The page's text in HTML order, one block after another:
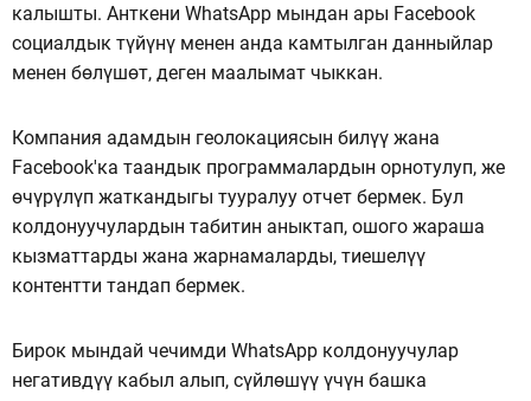
калышты. Анткени WhatsApp мындан ары Facebook
социалдык түйүнү менен анда камтылган данныйлар
менен бөлүшөт, деген маалымат чыккан.
Компания адамдын геолокациясын билүү жана
Facebook'ка таандык программалардын орнотулуп, же
өчүрүлүп жаткандыгы тууралуу отчет бермек. Бул
колдонуучулардын табитин аныктап, ошого жараша
кызматтарды жана жарнамаларды, тиешелүү
контентти тандап бермек.
Бирок мындай чечимди WhatsApp колдонуучулар
негативдүү кабыл алып, сүйлөшүү үчүн башка